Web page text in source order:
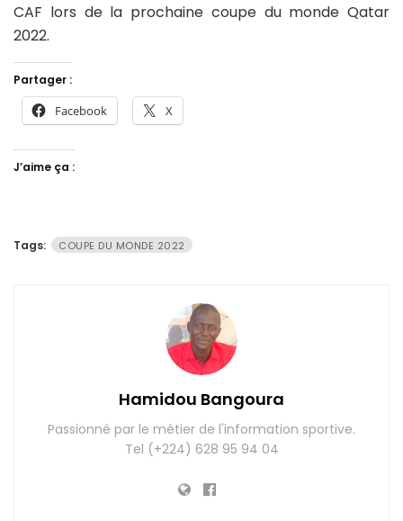
CAF lors de la prochaine coupe du monde Qatar
2022.
Partager :
Facebook X
J’aime ça :
Tags: COUPE DU MONDE 2022
Hamidou Bangoura
Passionné par le métier de l'information sportive.
Tel (+224) 628 95 94 04